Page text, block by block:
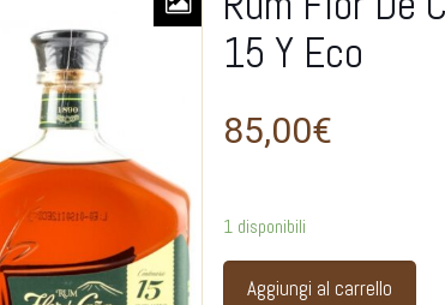
15 Y Eco
85,00€
1 disponibili
Aggiungi al carrello